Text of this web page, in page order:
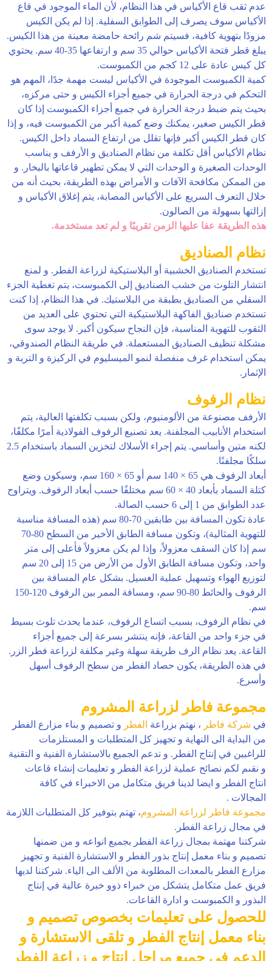
عدم ثقب قاع الأكياس في هذا النظام، لأن الماء الموجود في قاع
الأكياس سوف يصرف إلى الطوابق السفلية. إذا لم يكن الكيس
مزودًا بتهوية كافية، فسيتم شم رائحة حامضة معينة من هذا الكيس.
يبلغ قطر فتحة الأكياس حوالي 35 سم و ارتفاعها 35-40 سم. يحتوي
كل كيس عادة على 12 كجم من الكمبوست.
كمية الكمبوست الموجودة في الأكياس ليست مهمة جدًا، المهم هو
التحكم في درجة الحرارة في جميع أجزاء الكيس و حتى مركزه،
بحيث يتم ضبط درجة الحرارة في جميع أجزاء الكمبوست إذا كان
قطر الكيس صغير، يمكنك وضع كمية أكبر من الكمبوست فيه، و إذا
كان قطر الكيس أكبر فإنها تقلل من ارتفاع السماد داخل الكيس.
نظام الأكياس أقل تكلفة من نظام الصناديق و الأرفف و يناسب
الوحدات الصغيرة و الوحدات التي لا يمكن تطهير قاعاتها بالبخار. و
من الممكن مكافحة الآفات و الأمراض بهذه الطريقة، بحيث أنه من
خلال التعرف السريع على الأكياس المصابة، يتم إغلاق الأكياس و
إزالتها بسهولة من الصالون.
هذه الطريقة عفا عليها الزمن تقريبًا و لم تعد مستخدمة.
نظام الصناديق
تستخدم الصناديق الخشبية أو البلاستيكية لزراعة الفطر. و لمنع
انتشار التلوث من خشب الصناديق إلى الكمبوست، يتم تغطية الجزء
السفلي من الصناديق بطبقة من البلاستيك. في هذا النظام، إذا كنت
تستخدم صناديق الفاكهة البلاستيكية التي تحتوي على العديد من
الثقوب للتهوية المناسبة، فإن النجاح سيكون أكبر. لا يوجد سوى
مشكلة تنظيف الصناديق المستعملة. في طريقة النظام الصندوقي،
يمكن استخدام غرف منفصلة لنمو الميسليوم في الركيزة و التربة و
الإثمار.
نظام الرفوف
الأرفف مصنوعة من الألومنيوم، ولكن بسبب تكلفتها العالية، يتم
استخدام الأنابيب المجلفنة. يعد تصنيع الرفوف الفولاذية أمرًا مكلفًا،
لكنه متين وأساسي. يتم إجراء الأسلاك لتخزين السماد باستخدام 2.5
سلكًا مجلفنًا.
أبعاد الرفوف هي 65 × 140 سم أو 65 × 160 سم، وسيكون وضع
كتلة السماد بأبعاد 40 × 60 سم مختلفًا حسب أبعاد الرفوف. ويتراوح
عدد الطوابق من 1 إلى 6 حسب الصالة.
عادة تكون المسافة بين طابقين 70-80 سم (هذه المسافة مناسبة
للتهوية المثالية)، وتكون مسافة الطابق الأخير من السطح 80-70
سم إذا كان السقف معزولاً، وإذا لم يكن معزولاً فأعلى إلى متر
واحد، وتكون مسافة الطابق الأول من الأرض من 15 إلى 20 سم
لتوزيع الهواء وتسهيل عملية الغسيل. بشكل عام المسافة بين
الرفوف والحائط 80-90 سم، ومسافة الممر بين الرفوف 120-150
سم.
في نظام الرفوف، بسبب اتساع الرفوف، عندما يحدث تلوث بسيط
في جزء واحد من القاعة، فإنه ينتشر بسرعة إلى جميع أجزاء
القاعة. يعد نظام الرف طريقة سهلة وغير مكلفة لزراعة فطر الزر.
في هذه الطريقة، يكون حصاد الفطر من سطح الرفوف أسهل
وأسرع.
مجموعة فاطر لزراعة المشروم
في شركة فاطر ، نهتم بزراعة الفطر و تصميم و بناء مزارع الفطر
من البداية الى النهاية و تجهيز كل المتطلبات و المستلزمات
للراغبين في إنتاج الفطر. و ندعم الجميع بالاستشارة الفنية و التقنية
و نقىم لكم نصائح عملية لزراعة الفطر و تعليمات إنشاء قاعات
انتاج الفطر و ايضا لدينا فريق متكامل من الاخبراء في كافة
المجالات .
مجموعة فاطر لزراعة المشروم، تهتم بتوفير كل المتطلبات اللازمة
في مجال زراعة الفطر.
شركتنا مهتمة بمجال زراعة الفطر بجميع انواعه و من ضمنها
تصميم و بناء معمل إنتاج بذور الفطر و الاستشارة الفنية و تجهيز
مزارع الفطر بالمعدات المطلوبة من الألف الى الياء. شركتنا لديها
فريق عمل متكامل يتشكل من خبراء ذوو خبرة عالية في إنتاج
البذور و الكمبوست و ادارة القاعات.
للحصول على تعليمات بخصوص تصميم و
بناء معمل إنتاج الفطر و تلقی الاستشارة و
الدعم في جميع مراحل إنتاج و زراعة الفطر